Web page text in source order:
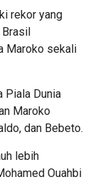
rekor yang
Brasil
Maroko sekali
Piala Dunia
Maroko
dan Bebeto.
lebih
Ouahbi